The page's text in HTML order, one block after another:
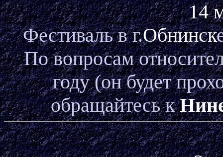
14
Фестиваль в г.Обнинск
По вопросам
году (он будет
обращайтесь к